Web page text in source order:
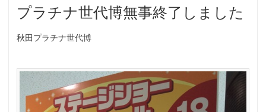
プラチナ世代博無事終了しました
秋田プラチナ世代博